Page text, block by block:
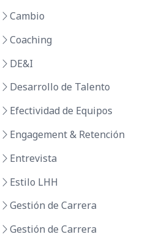
Cambio
Coaching
DE&I
Desarrollo de Talento
Efectividad de Equipos
Engagement & Retención
Entrevista
Estilo LHH
Gestión de Carrera
Gestión de Carrera